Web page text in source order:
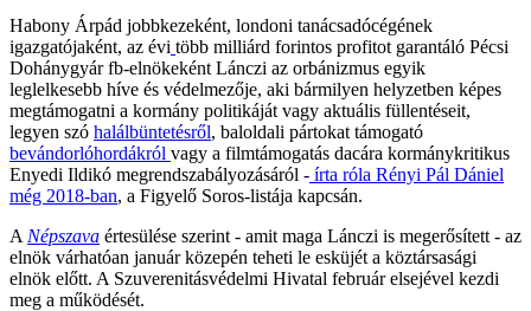
Habony Árpád jobbkezeként, londoni tanácsadócégének
igazgatójaként, az évi több milliárd forintos profitot garantáló Pécsi
Dohánygyár fb-elnökeként Lánczi az orbánizmus egyik
leglelkesebb híve és védelmezője, aki bármilyen helyzetben képes
megtámogatni a kormány politikáját vagy aktuális füllentéseit,
legyen szó halálbüntetésről, baloldali pártokat támogató
bevándorlóhordákról vagy a filmtámogatás dacára kormánykritikus
Enyedi Ildikó megrendszabályozásáról - írta róla Rényi Pál Dániel
még 2018-ban, a Figyelő Soros-listája kapcsán.
A Népszava értesülése szerint - amit maga Lánczi is megerősített - az
elnök várhatóan január közepén teheti le esküjét a köztársasági
elnök előtt. A Szuverenitásvédelmi Hivatal február elsejével kezdi
meg a működését.